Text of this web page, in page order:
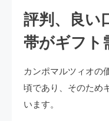
評判、良い
帯がギフト
カンポマルツィオの
頃であり、そのため
います。